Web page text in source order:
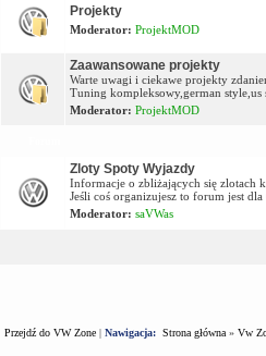
Projekty
Moderator: ProjektMOD
Zaawansowane projekty
Warte uwagi i ciekawe projekty
Tuning kompleksowy,german
Moderator: ProjektMOD
Zloty Spoty Wyjazdy
Informacje o zbliżających się zlotach
Jeśli coś organizujesz to forum jest dla
Moderator: saVWas
Przejdź do VW Zone | Nawigacja: Strona główna » Vw